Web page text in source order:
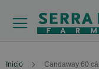
Inicio Candaway 60